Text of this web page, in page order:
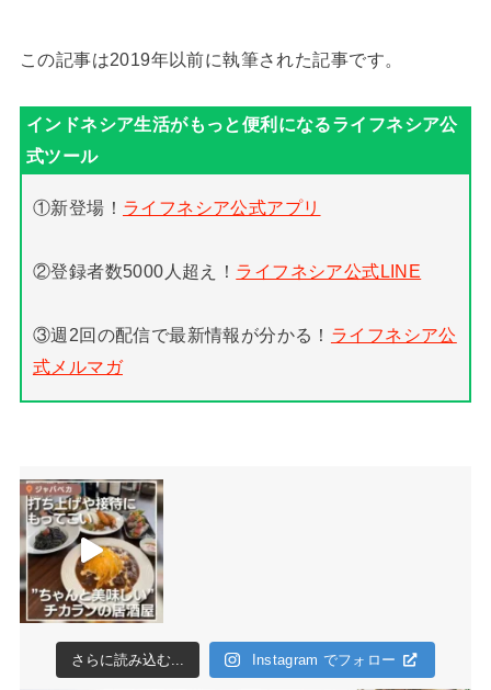
この記事は2019年以前に執筆された記事です。
①新登場！ ライフネシア公式アプリ
②登録者数5000人超え！ ライフネシア公式LINE
③週2回の配信で最新情報が分かる！ ライフネシア公
式メルマガ
さらに読み込む... Instagram でフォロー